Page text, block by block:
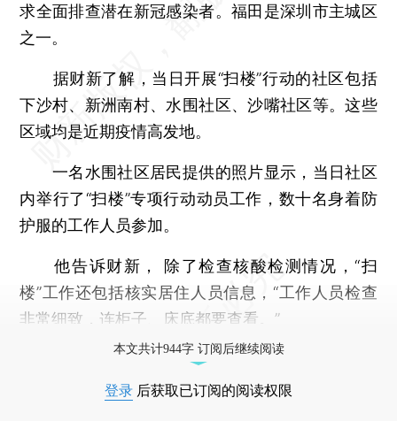
求全面排查潜在新冠感染者。福田是深圳市主城区
之一。
据财新了解，当日开展“扫楼”行动的社区包括
下沙村、新洲南村、水围社区、沙嘴社区等。这些
区域均是近期疫情高发地。
一名水围社区居民提供的照片显示，当日社区
内举行了“扫楼”专项行动动员工作，数十名身着防
护服的工作人员参加。
他告诉财新， 除了检查核酸检测情况，“扫
楼”工作还包括核实居住人员信息，“工作人员检查
非常细致，连柜子、床底都要查看。”
本文共计944字 订阅后继续阅读
登录 后获取已订阅的阅读权限